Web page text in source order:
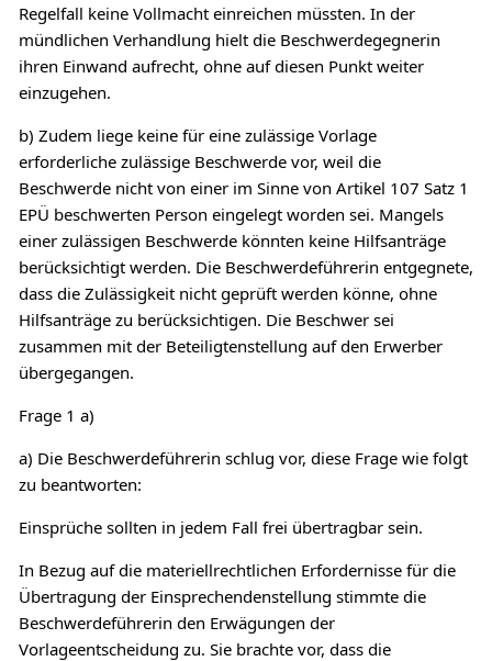
Regelfall keine Vollmacht einreichen müssten. In der
mündlichen Verhandlung hielt die Beschwerdegegnerin
ihren Einwand aufrecht, ohne auf diesen Punkt weiter
einzugehen.
b) Zudem liege keine für eine zulässige Vorlage
erforderliche zulässige Beschwerde vor, weil die
Beschwerde nicht von einer im Sinne von Artikel 107 Satz 1
EPÜ beschwerten Person eingelegt worden sei. Mangels
einer zulässigen Beschwerde könnten keine Hilfsanträge
berücksichtigt werden. Die Beschwerdeführerin entgegnete,
dass die Zulässigkeit nicht geprüft werden könne, ohne
Hilfsanträge zu berücksichtigen. Die Beschwer sei
zusammen mit der Beteiligtenstellung auf den Erwerber
übergegangen.
Frage 1 a)
a) Die Beschwerdeführerin schlug vor, diese Frage wie folgt
zu beantworten:
Einsprüche sollten in jedem Fall frei übertragbar sein.
In Bezug auf die materiellrechtlichen Erfordernisse für die
Übertragung der Einsprechendenstellung stimmte die
Beschwerdeführerin den Erwägungen der
Vorlageentscheidung zu. Sie brachte vor, dass die